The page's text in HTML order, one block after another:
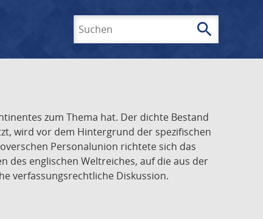
search
zum Thema hat. Der dichte Bestand
wird vor dem Hintergrund der spezifischen
Personalunion richtete sich das
englischen Weltreiches, auf die aus der
verfassungsrechtliche Diskussion.